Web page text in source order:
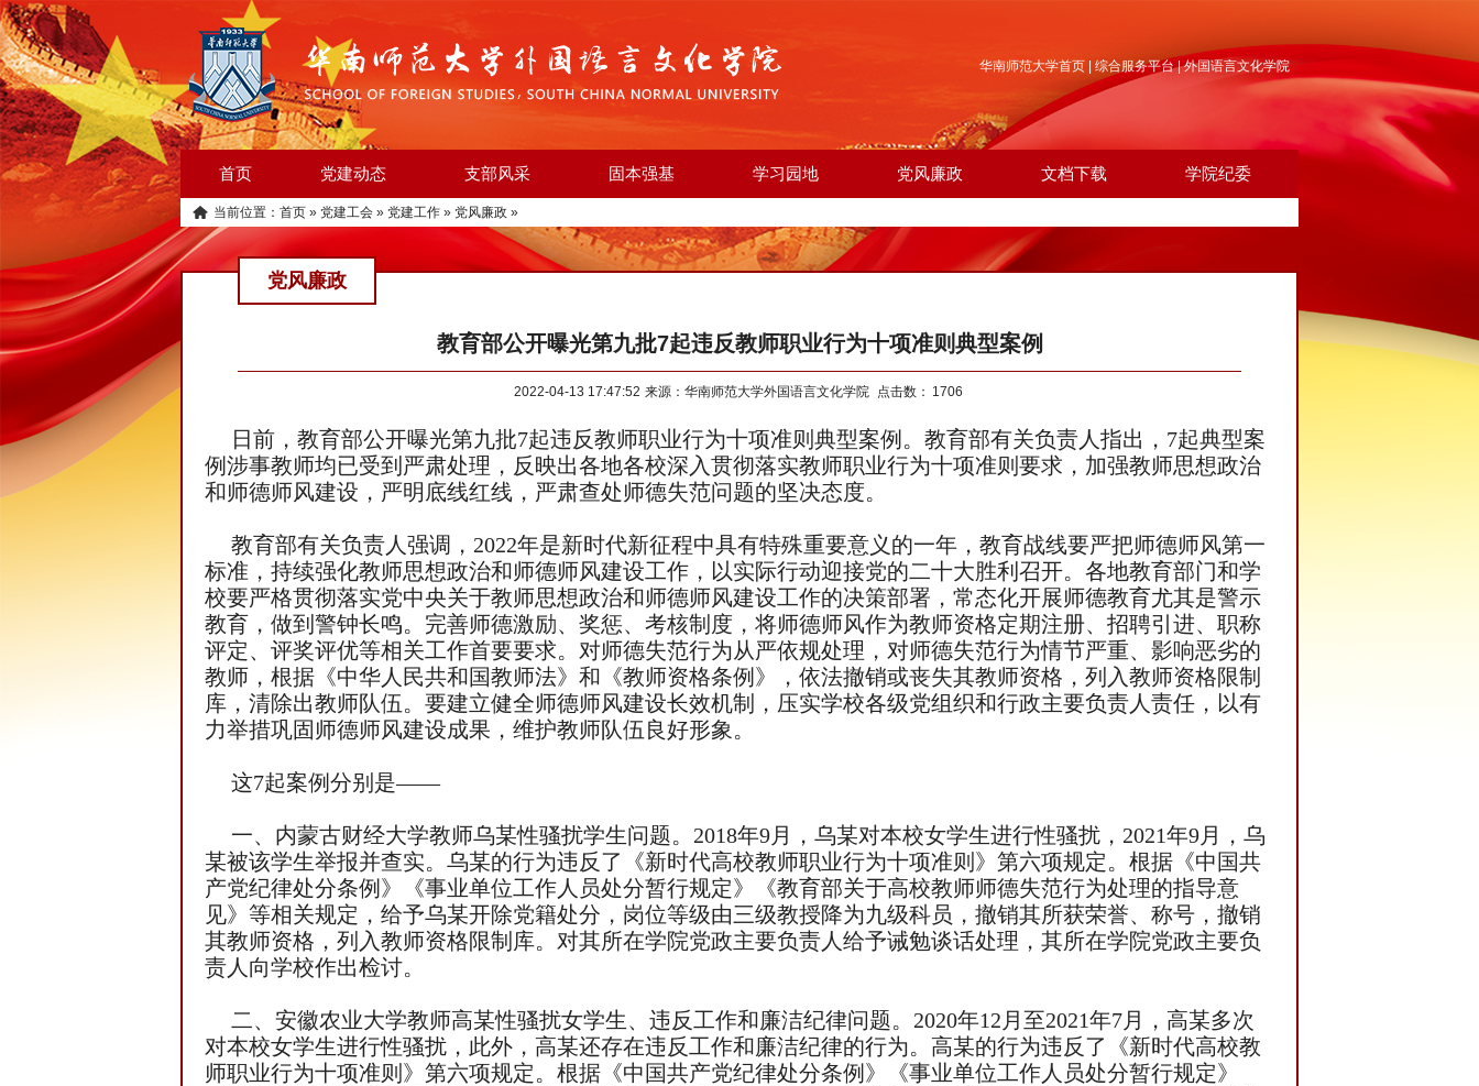
华南师范大学首页 综合服务平台 | 外国语言文化学院
首页 党建动态 支部风采 固本强基 学习园地 党风廉政 文档下载 学院纪委
当前位置： 首页 » 党建工会 » 党建工作 » 党风廉政 »
党风廉政
教育部公开曝光第九批7起违反教师职业行为十项准则典型案例
2022-04-13 17:47:52 来源：华南师范大学外国语言文化学院 点击数： 1706
日前，教育部公开曝光第九批7起违反教师职业行为十项准则典型案例。教育部有关负责人指出，7起典型案
例涉事教师均已受到严肃处理，反映出各地各校深入贯彻落实教师职业行为十项准则要求，加强教师思想政治
和师德师风建设，严明底线红线，严肃查处师德失范问题的坚决态度。
教育部有关负责人强调，2022年是新时代新征程中具有特殊重要意义的一年，教育战线要严把师德师风第一
标准，持续强化教师思想政治和师德师风建设工作，以实际行动迎接党的二十大胜利召开。各地教育部门和学
校要严格贯彻落实党中央关于教师思想政治和师德师风建设工作的决策部署，常态化开展师德教育尤其是警示
教育，做到警钟长鸣。完善师德激励、奖惩、考核制度，将师德师风作为教师资格定期注册、招聘引进、职称
评定、评奖评优等相关工作首要要求。对师德失范行为从严依规处理，对师德失范行为情节严重、影响恶劣的
教师，根据《中华人民共和国教师法》和《教师资格条例》，依法撤销或丧失其教师资格，列入教师资格限制
库，清除出教师队伍。要建立健全师德师风建设长效机制，压实学校各级党组织和行政主要负责人责任，以有
力举措巩固师德师风建设成果，维护教师队伍良好形象。
这7起案例分别是——
一、内蒙古财经大学教师乌某性骚扰学生问题。2018年9月，乌某对本校女学生进行性骚扰，2021年9月，乌
某被该学生举报并查实。乌某的行为违反了《新时代高校教师职业行为十项准则》第六项规定。根据《中国共
产党纪律处分条例》《事业单位工作人员处分暂行规定》《教育部关于高校教师师德失范行为处理的指导意
见》等相关规定，给予乌某开除党籍处分，岗位等级由三级教授降为九级科员，撤销其所获荣誉、称号，撤销
其教师资格，列入教师资格限制库。对其所在学院党政主要负责人给予诫勉谈话处理，其所在学院党政主要负
责人向学校作出检讨。
二、安徽农业大学教师高某性骚扰女学生、违反工作和廉洁纪律问题。2020年12月至2021年7月，高某多次
对本校女学生进行性骚扰，此外，高某还存在违反工作和廉洁纪律的行为。高某的行为违反了《新时代高校教
师职业行为十项准则》第六项规定。根据《中国共产党纪律处分条例》《事业单位工作人员处分暂行规定》